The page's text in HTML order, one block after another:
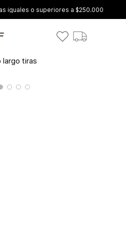
iguales o superiores a $250.000
largo tiras